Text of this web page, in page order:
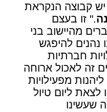
יש קבוצה הנקראת
." זו בעצם
מהיישוב בני
נהנים להיפגש
חברתיות
זה לאכול ארוחה
מפעילויות
לצאת ליום טיול
שעשינו